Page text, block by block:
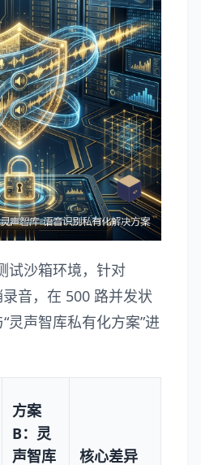
试沙箱环境，针对
音，在 500 路并发状
灵声智库私有化方案”进
方案
B：灵
声智库
核心差异